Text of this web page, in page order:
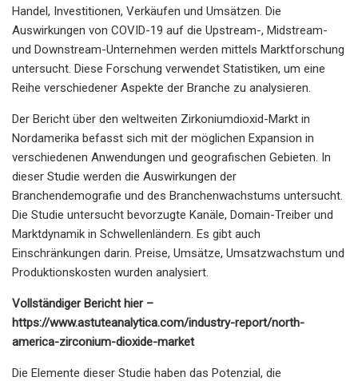
Handel, Investitionen, Verkäufen und Umsätzen. Die
Auswirkungen von COVID-19 auf die Upstream-, Midstream-
und Downstream-Unternehmen werden mittels Marktforschung
untersucht. Diese Forschung verwendet Statistiken, um eine
Reihe verschiedener Aspekte der Branche zu analysieren.
Der Bericht über den weltweiten Zirkoniumdioxid-Markt in
Nordamerika befasst sich mit der möglichen Expansion in
verschiedenen Anwendungen und geografischen Gebieten. In
dieser Studie werden die Auswirkungen der
Branchendemografie und des Branchenwachstums untersucht.
Die Studie untersucht bevorzugte Kanäle, Domain-Treiber und
Marktdynamik in Schwellenländern. Es gibt auch
Einschränkungen darin. Preise, Umsätze, Umsatzwachstum und
Produktionskosten wurden analysiert.
Vollständiger Bericht hier –
https://www.astuteanalytica.com/industry-report/north-
america-zirconium-dioxide-market
Die Elemente dieser Studie haben das Potenzial, die